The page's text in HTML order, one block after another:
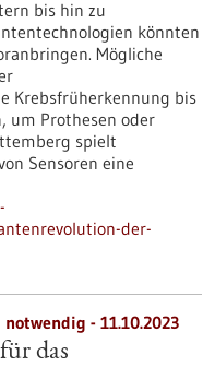
bis hin zu
könnten
Mögliche
Krebsfrüherkennung bis
um Prothesen oder
spielt
Sensoren eine
der-
- 11.10.2023
das